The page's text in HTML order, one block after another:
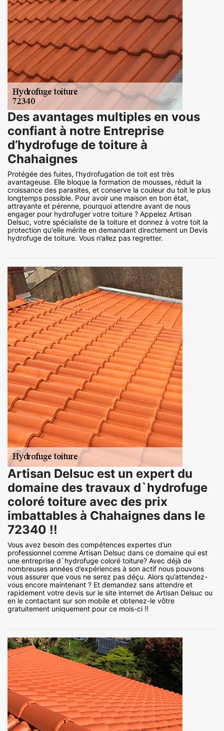
Des avantages multiples en vous
confiant à notre Entreprise
d’hydrofuge de toiture à
Chahaignes
Protégée des fuites, l’hydrofugation de toit est très
avantageuse. Elle bloque la formation de mousses, réduit la
croissance des parasites, et conserve la couleur du toit le plus
longtemps possible. Pour avoir une maison en bon état,
attrayante et pérenne, pourquoi attendre avant de nous
engager pour hydrofuger votre toiture ? Appelez Artisan
Delsuc, votre spécialiste de la toiture et donnez à votre toit la
protection qu'elle mérite en demandant directement un Devis
hydrofuge de toiture. Vous n’allez pas regretter.
Artisan Delsuc est un expert du
domaine des travaux d`hydrofuge
coloré toiture avec des prix
imbattables à Chahaignes dans le
72340 !!
Vous avez besoin des compétences expertes d’un
professionnel comme Artisan Delsuc dans ce domaine qui est
une entreprise d`hydrofuge coloré toiture? Avec déjà de
nombreuses années d’expériences à son actif nous pouvons
vous assurer que vous ne serez pas déçu. Alors qu’attendez-
vous encore maintenant ? Et demandez sans attendre et
rapidement votre devis sur le site internet de Artisan Delsuc ou
en le contactant sur son mobile et obtenez-le vôtre
gratuitement uniquement pour ce mois-ci !!